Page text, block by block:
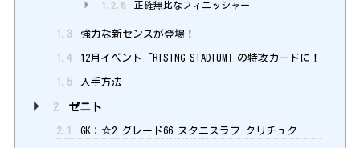
1.2.5 正確無比なフィニッシャー
1.3 強力な新センスが登場！
1.4 12月イベント「RISING STADIUM」の特攻カードに！
1.5 入手方法
2 ゼニト
2.1 GK：☆2 グレード66 スタニスラフ クリチュク